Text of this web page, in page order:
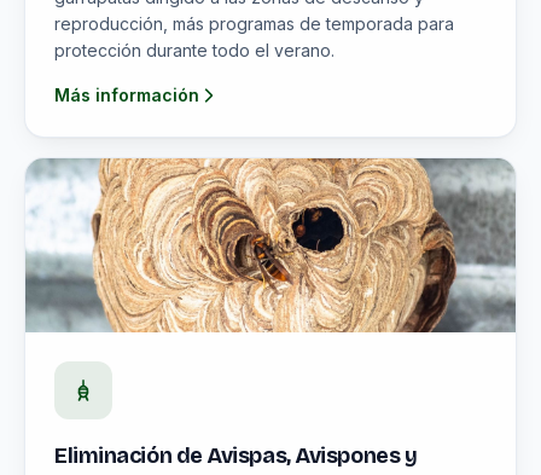
reproducción, más programas de temporada para
protección durante todo el verano.
Más información
Eliminación de Avispas, Avispones y